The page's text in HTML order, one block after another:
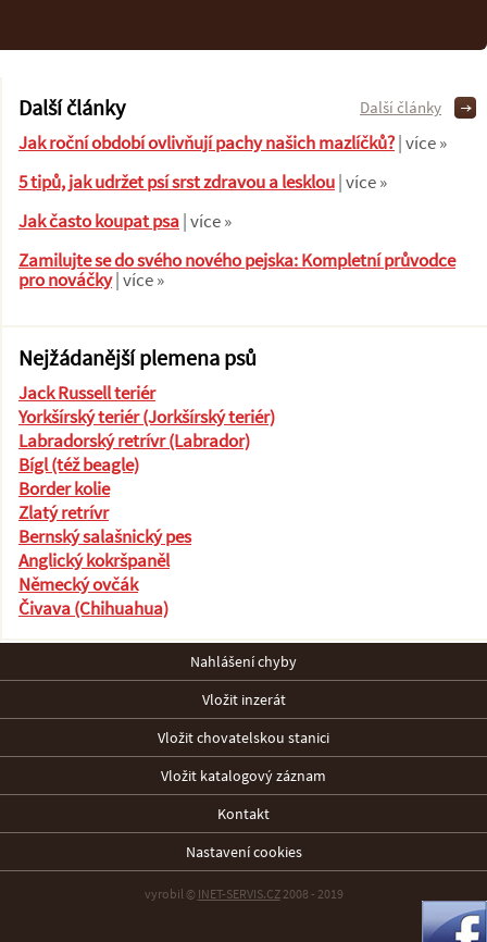
Další články
Jak roční období ovlivňují pachy našich mazlíčků?| více »
5 tipů, jak udržet psí srst zdravou a lesklou| více »
Jak často koupat psa| více »
Zamilujte se do svého nového pejska: Kompletní průvodce
pro nováčky| více »
Další články
Nejžádanější plemena psů
Jack Russell teriér
Yorkšírský teriér (Jorkšírský teriér)
Labradorský retrívr (Labrador)
Bígl (též beagle)
Border kolie
Zlatý retrívr
Bernský salašnický pes
Anglický kokršpaněl
Německý ovčák
Čivava (Chihuahua)
Nahlášení chyby
Vložit inzerát
Vložit chovatelskou stanici
Vložit katalogový záznam
Kontakt
Nastavení cookies
vyrobil © INET-SERVIS.CZ2008 - 2019